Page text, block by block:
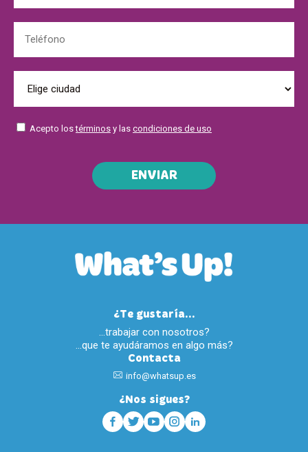
Acepto lostérminos y las condiciones de uso
ENVIAR
¿Te gustaría...
…trabajar con nosotros?
…que te ayudáramos en algo más?
Contacta
info@whatsup.es
¿Nos sigues?